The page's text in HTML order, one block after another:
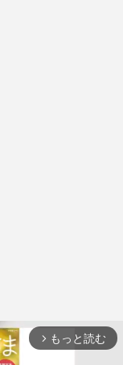
arrow_forward_ios もっと読む